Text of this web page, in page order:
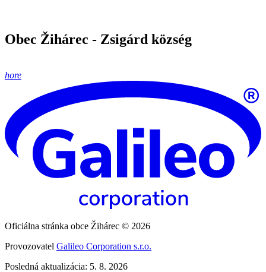
Obec Žihárec - Zsigárd község
hore
Oficiálna stránka obce Žihárec © 2026
Provozovatel Galileo Corporation s.r.o.
Posledná aktualizácia: 5. 8. 2026